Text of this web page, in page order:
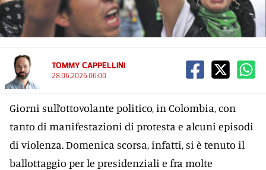
TOMMY CAPPELLINI
28.06.2026 06:00
Giorni sull’ottovolante politico, in Colombia, con
tanto di manifestazioni di protesta e alcuni episodi
di violenza. Domenica scorsa, infatti, si è tenuto il
ballottaggio per le presidenziali e fra molte